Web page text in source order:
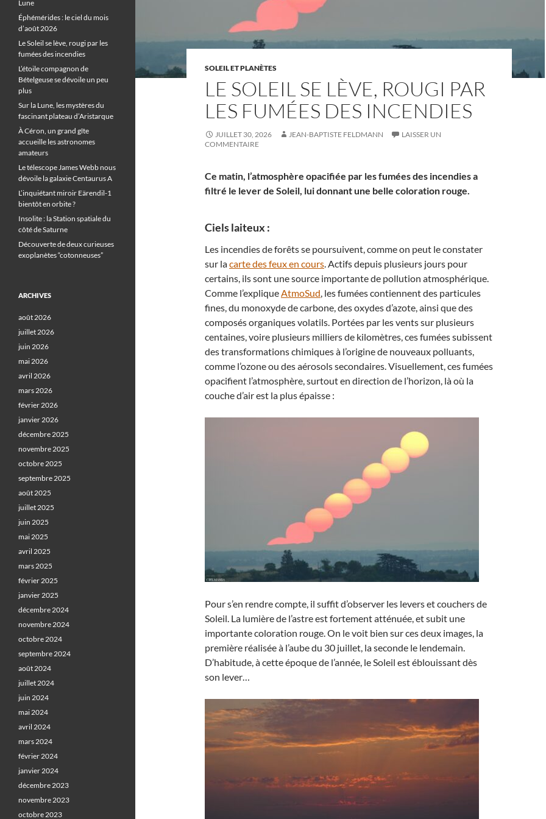
SOLEIL ET PLANÈTES
LE SOLEIL SE LÈVE, ROUGI PAR
LES FUMÉES DES INCENDIES
JUILLET 30, 2026 JEAN-BAPTISTE FELDMANN
LAISSER UN
COMMENTAIRE
Ce matin, l’atmosphère opacifiée par les fumées des incendies a
filtré le lever de Soleil, lui donnant une belle coloration rouge.
Ciels laiteux :
Les incendies de forêts se poursuivent, comme on peut le constater
sur lacarte des feux en cours. Actifs depuis plusieurs jours pour
certains, ils sont une source importante de pollution atmosphérique.
Comme l’expliqueAtmoSud, les fumées contiennent des particules
fines, du monoxyde de carbone, des oxydes d’azote, ainsi que des
composés organiques volatils. Portées par les vents sur plusieurs
centaines, voire plusieurs milliers de kilomètres, ces fumées subissent
des transformations chimiques à l’origine de nouveaux polluants,
comme l’ozone ou des aérosols secondaires. Visuellement, ces fumées
opacifient l’atmosphère, surtout en direction de l’horizon, là où la
couche d’air est la plus épaisse :
Pour s’en rendre compte, il suffit d’observer les levers et couchers de
Soleil. La lumière de l’astre est fortement atténuée, et subit une
importante coloration rouge. On le voit bien sur ces deux images, la
première réalisée à l’aube du 30 juillet, la seconde le lendemain.
D’habitude, à cette époque de l’année, le Soleil est éblouissant dès
son lever…
Lune
Éphémérides : le ciel du mois
d’août 2026
Le Soleil se lève, rougi par les
fumées des incendies
L’étoile compagnon de
Bételgeuse se dévoile un peu
plus
Sur la Lune, les mystères du
fascinant plateau d’Aristarque
À Céron, un grand gîte
accueille les astronomes
amateurs
Le télescope James Webb nous
dévoile la galaxie Centaurus A
L’inquiétant miroir Eärendil-1
bientôt en orbite ?
Insolite : la Station spatiale du
côté de Saturne
Découverte de deux curieuses
exoplanètes “cotonneuses”
ARCHIVES
août 2026
juillet 2026
juin 2026
mai 2026
avril 2026
mars 2026
février 2026
janvier 2026
décembre 2025
novembre 2025
octobre 2025
septembre 2025
août 2025
juillet 2025
juin 2025
mai 2025
avril 2025
mars 2025
février 2025
janvier 2025
décembre 2024
novembre 2024
octobre 2024
septembre 2024
août 2024
juillet 2024
juin 2024
mai 2024
avril 2024
mars 2024
février 2024
janvier 2024
décembre 2023
novembre 2023
octobre 2023